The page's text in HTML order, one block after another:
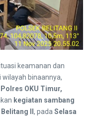
keamanan dan
binaannya,
OKU Timur,
kegiatan sambang
II , pada Selasa